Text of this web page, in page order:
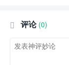
 评论 (0)